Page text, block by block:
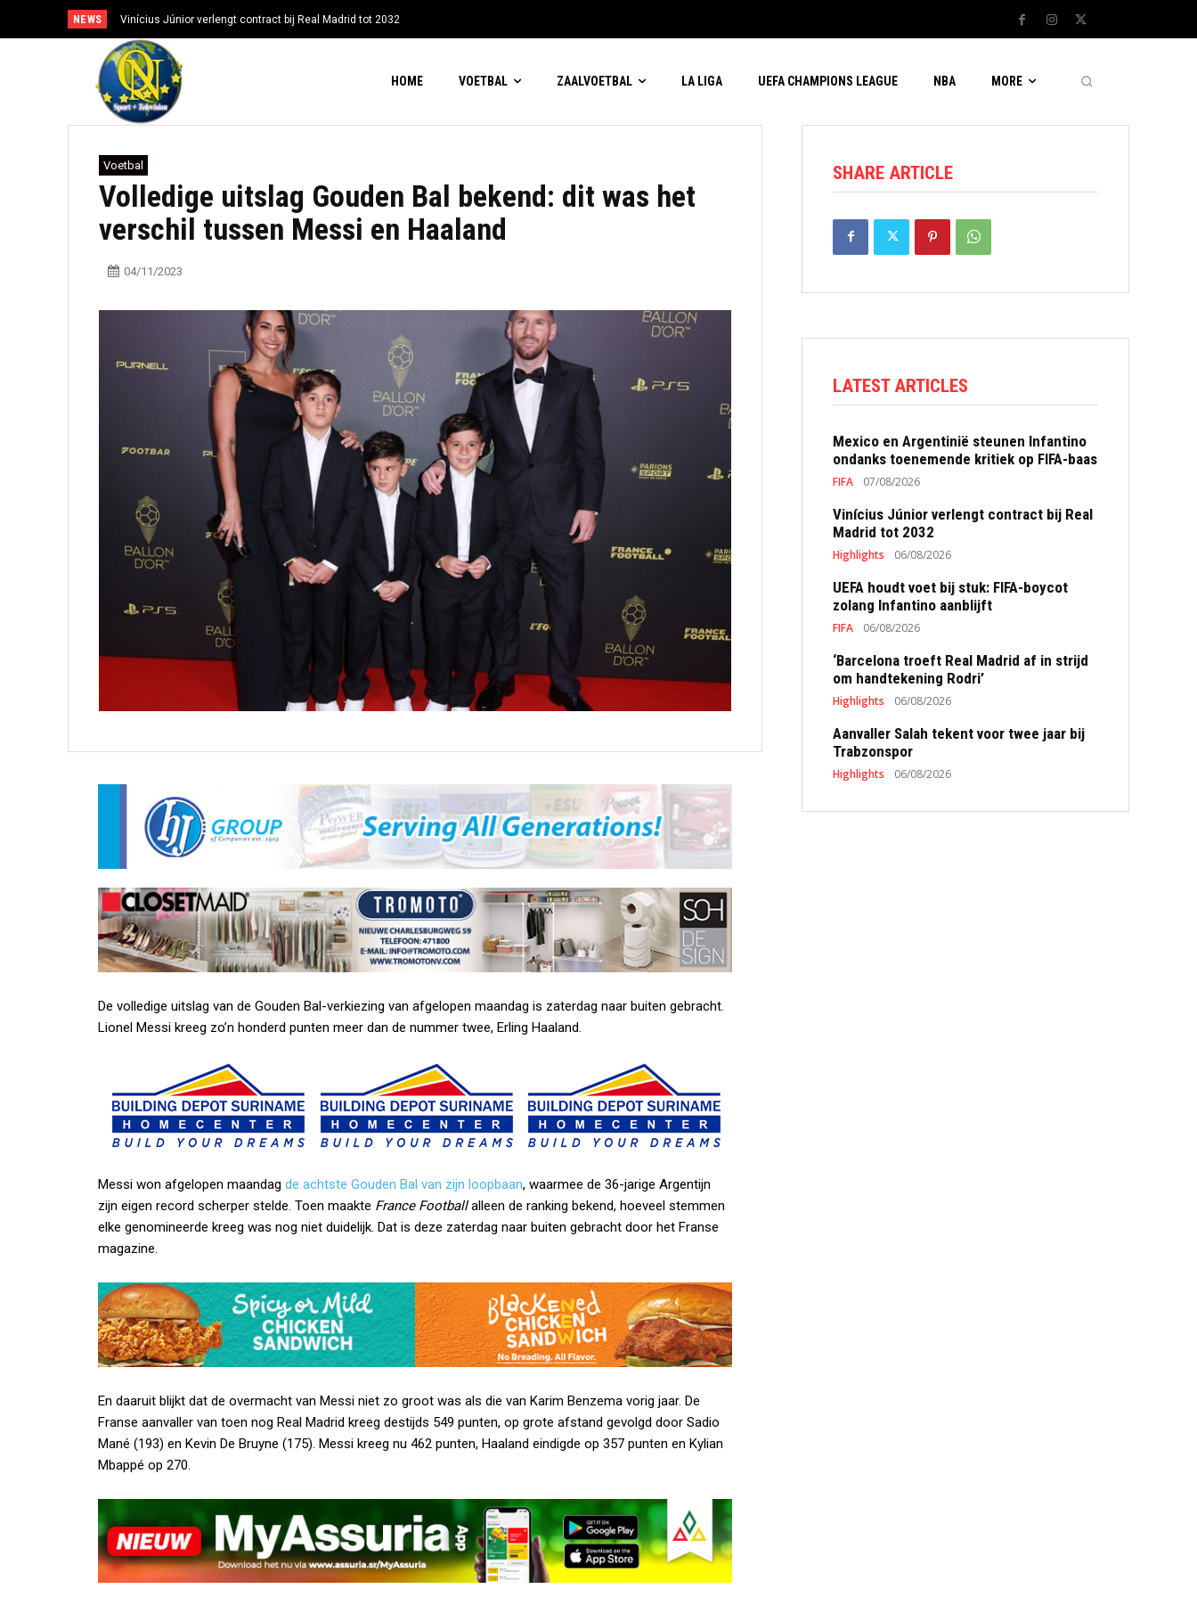
NEWS Vinícius Júnior verlengt contract bij Real Madrid tot 2032
HOME VOETBAL ZAALVOETBAL LA LIGA UEFA CHAMPIONS LEAGUE NBA MORE
Voetbal
Volledige uitslag Gouden Bal bekend: dit was het
verschil tussen Messi en Haaland
04/11/2023
De volledige uitslag van de Gouden Bal-verkiezing van afgelopen maandag is zaterdag naar buiten gebracht.
Lionel Messi kreeg zo’n honderd punten meer dan de nummer twee, Erling Haaland.
Messi won afgelopen maandag de achtste Gouden Bal van zijn loopbaan, waarmee de 36-jarige Argentijn
zijn eigen record scherper stelde. Toen maakte France Footballalleen de ranking bekend, hoeveel stemmen
elke genomineerde kreeg was nog niet duidelijk. Dat is deze zaterdag naar buiten gebracht door het Franse
magazine.
En daaruit blijkt dat de overmacht van Messi niet zo groot was als die van Karim Benzema vorig jaar. De
Franse aanvaller van toen nog Real Madrid kreeg destijds 549 punten, op grote afstand gevolgd door Sadio
Mané (193) en Kevin De Bruyne (175). Messi kreeg nu 462 punten, Haaland eindigde op 357 punten en Kylian
Mbappé op 270.
SHARE ARTICLE
LATEST ARTICLES
Mexico en Argentinië steunen Infantino
ondanks toenemende kritiek op FIFA-baas
FIFA 07/08/2026
Vinícius Júnior verlengt contract bij Real
Madrid tot 2032
Highlights 06/08/2026
UEFA houdt voet bij stuk: FIFA-boycot
zolang Infantino aanblijft
FIFA 06/08/2026
‘Barcelona troeft Real Madrid af in strijd
om handtekening Rodri’
Highlights 06/08/2026
Aanvaller Salah tekent voor twee jaar bij
Trabzonspor
Highlights 06/08/2026